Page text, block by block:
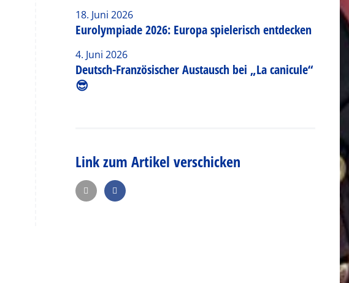
18. Juni 2026
Eurolympiade 2026: Europa spielerisch entdecken
4. Juni 2026
Deutsch-Französischer Austausch bei „La canicule“
😎
Link zum Artikel verschicken